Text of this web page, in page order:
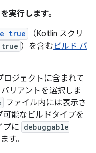
実行します。
true
（Kotlin スクリ
true ）を含む ビルド バ
ジェクトに含まれて
リアントを選択しま
ファイル内には表示さ
能なビルドタイプを
プに debuggable
す。